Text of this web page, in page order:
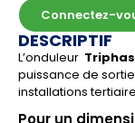
Connectez-
DESCRIPTIF
L’onduleur
puissance de
installations
Pour un